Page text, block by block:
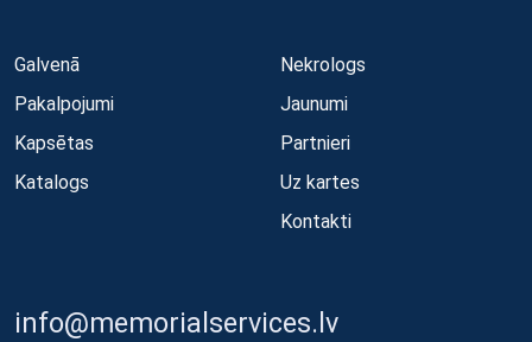
Galvenā
Pakalpojumi
Kapsētas
Katalogs
Nekrologs
Jaunumi
Partnieri
Uz kartes
Kontakti
info@memorialservices.lv